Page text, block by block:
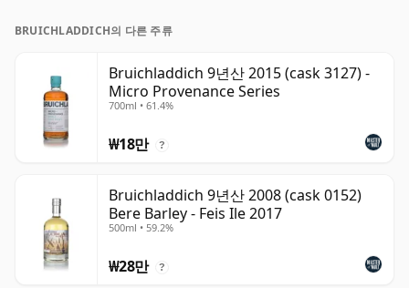
BRUICHLADDICH의 다른 주류
Bruichladdich 9년산 2015 (cask 3127) -
Micro Provenance Series
700ml • 61.4%
₩18만 ?
Bruichladdich 9년산 2008 (cask 0152)
Bere Barley - Feis Ile 2017
500ml • 59.2%
₩28만 ?